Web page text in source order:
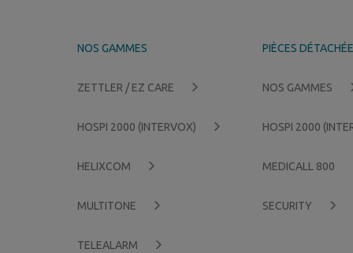
NOS GAMMES
ZETTLER / EZ CARE
HOSPI 2000 (INTERVOX)
HELIXCOM
MULTITONE
TELEALARM
PIÈCES
NOS GAMMES
HOSPI 2000
MEDICALL 800
SECURITY